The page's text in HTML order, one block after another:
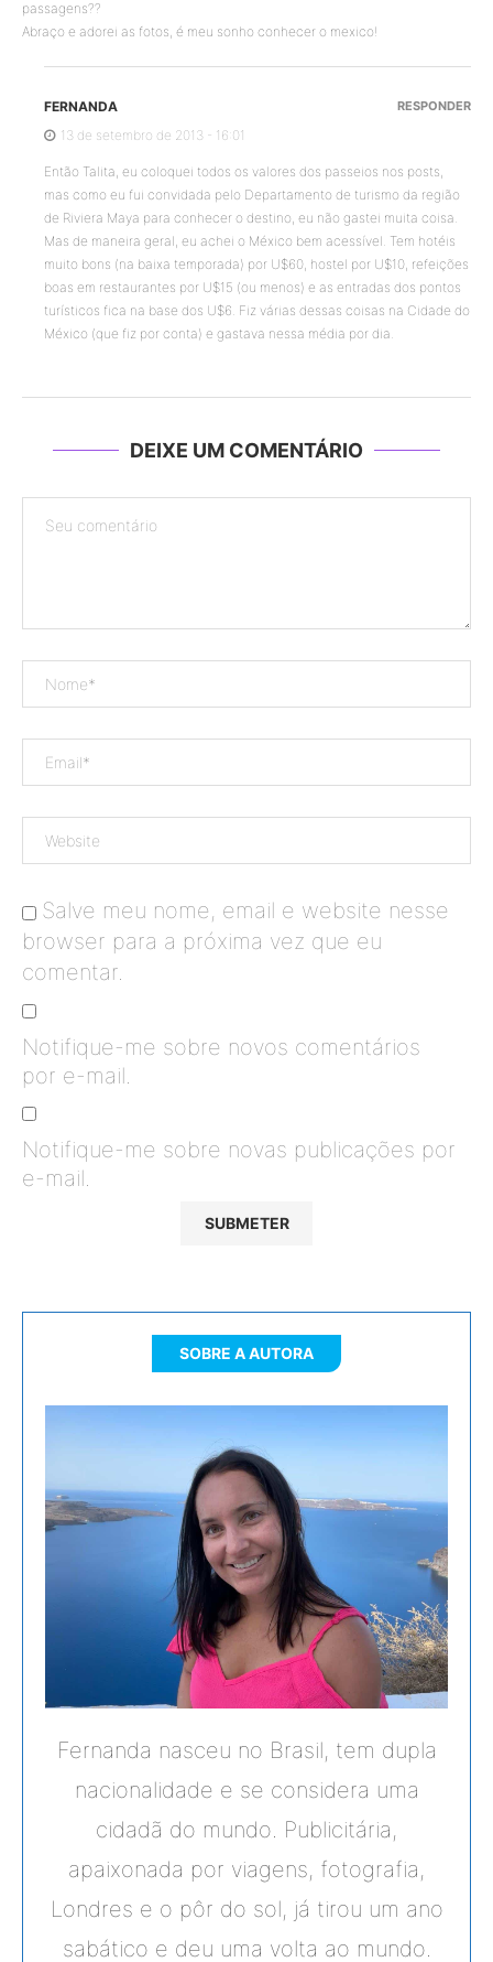
passagens??
Abraço e adorei as fotos, é meu sonho conhecer o mexico!
FERNANDA
13 de setembro de 2013 - 16:01
Então Talita, eu coloquei todos os valores dos passeios nos posts,
mas como eu fui convidada pelo Departamento de turismo da região
de Riviera Maya para conhecer o destino, eu não gastei muita coisa.
Mas de maneira geral, eu achei o México bem acessível. Tem hotéis
muito bons (na baixa temporada) por U$60, hostel por U$10, refeições
boas em restaurantes por U$15 (ou menos) e as entradas dos pontos
turísticos fica na base dos U$6. Fiz várias dessas coisas na Cidade do
México (que fiz por conta) e gastava nessa média por dia.
RESPONDER
DEIXE UM COMENTÁRIO
Salve meu nome, email e website nesse
browser para a próxima vez que eu
comentar.
Notifique-me sobre novos comentários
por e-mail.
Notifique-me sobre novas publicações por
e-mail.
SOBRE A AUTORA
Fernanda nasceu no Brasil, tem dupla
nacionalidade e se considera uma
cidadã do mundo. Publicitária,
apaixonada por viagens, fotografia,
Londres e o pôr do sol, já tirou um ano
sabático e deu uma volta ao mundo.